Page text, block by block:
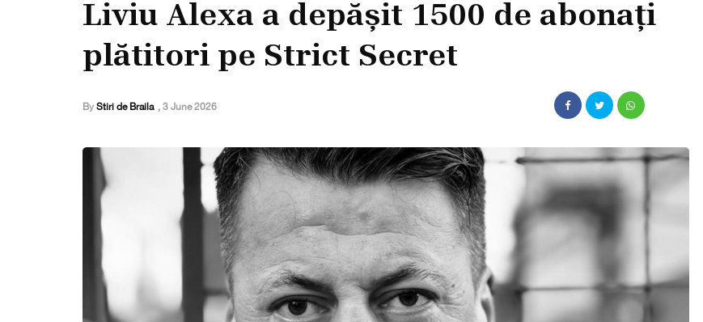
Liviu Alexa a depășit 1500 de abonați
plătitori pe Strict Secret
By Stiri de Braila , 3 June 2026